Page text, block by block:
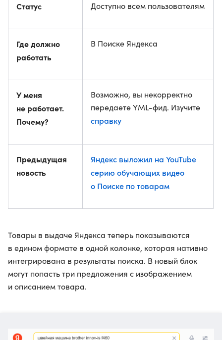
Статус Доступно всем пользователям
Где должно
работать
В Поиске Яндекса
У меня
не работает.
Почему?
Возможно, вы некорректно
передаете YML-фид. Изучите
справку
Предыдущая
новость
Яндекс выложил на YouTube
серию обучающих видео
о Поиске по товарам
Товары в выдаче Яндекса теперь показываются
в едином формате в одной колонке, которая нативно
интегрирована в результаты поиска. В новый блок
могут попасть три предложения с изображением
и описанием товара.